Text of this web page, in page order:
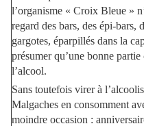
l’organisme « Croix Bleue »
regard des bars, des épi-bars,
gargotes, éparpillés dans la
présumer qu’une bonne
l’alcool.
Sans toutefois virer à
Malgaches en consomment
moindre occasion :